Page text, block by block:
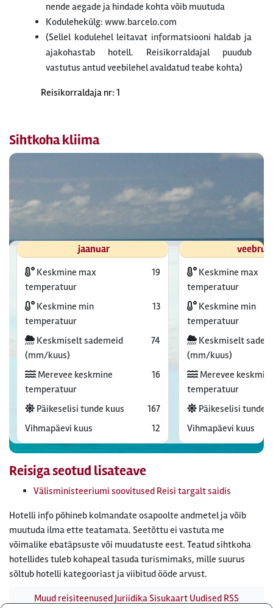
nende aegade ja hindade kohta võib muutuda
Kodulehekülg: www.barcelo.com
(Sellel kodulehel leitavat informatsiooni haldab ja
ajakohastab hotell. Reisikorraldajal puudub
vastutus antud veebilehel avaldatud teabe kohta)
Reisikorraldaja nr: 1
Sihtkoha kliima
jaanuar
Keskmine max
temperatuur
19
Keskmine min
temperatuur
13
Keskmiselt sademeid
(mm/kuus)
74
Merevee keskmine
temperatuur
16
Päikeselisi tunde kuus
167
Vihmapäevi kuus
12
Keskmine max
temperatuur
Keskmine min
temperatuur
Keskmiselt
(mm/kuus)
Merevee
temperatuur
Päikeselisi tunde
Vihmapäevi kuus
Reisiga seotud lisateave
Välisministeeriumi soovitused Reisi targalt saidis
Hotelli info põhineb kolmandate osapoolte andmetel ja võib
muutuda ilma ette teatamata. Seetõttu ei vastuta me
võimalike ebatäpsuste või muudatuste eest. Teatud sihtkoha
hotellides tuleb kohapeal tasuda turismimaks, mille suurus
sõltub hotelli kategooriast ja viibitud ööde arvust.
Muud reisiteenusedJuriidikaSisukaart Uudised RSS